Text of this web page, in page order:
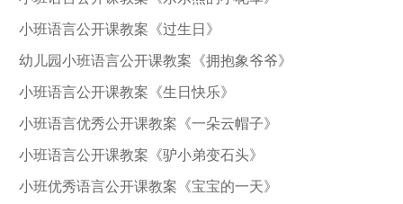
小班语言公开课教案《过生日》
幼儿园小班语言公开课教案《拥抱象爷爷》
小班语言公开课教案《生日快乐》
小班语言优秀公开课教案《一朵云帽子》
小班语言公开课教案《驴小弟变石头》
小班优秀语言公开课教案《宝宝的一天》